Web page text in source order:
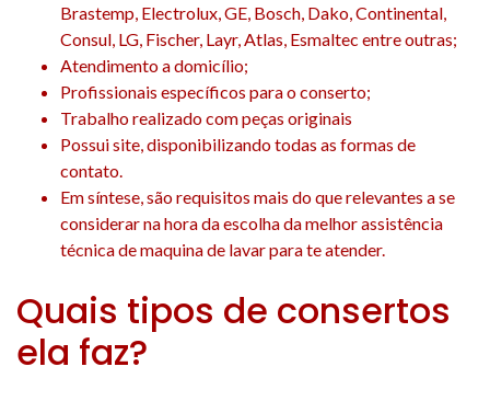
Brastemp, Electrolux, GE, Bosch, Dako, Continental,
Consul, LG, Fischer, Layr, Atlas, Esmaltec entre outras;
Atendimento a domicílio;
Profissionais específicos para o conserto;
Trabalho realizado com peças originais
Possui site, disponibilizando todas as formas de
contato.
Em síntese, são requisitos mais do que relevantes a se
considerar na hora da escolha da melhor assistência
técnica de maquina de lavar para te atender.
Quais tipos de consertos
ela faz?